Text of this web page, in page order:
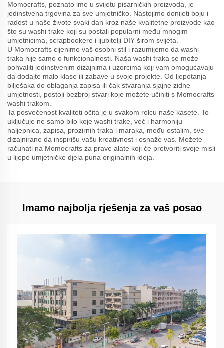
Momocrafts, poznato ime u svijetu pisarničkih proizvoda, je
jedinstvena trgovina za sve umjetničko. Nastojimo donijeti boju i
radost u naše živote svaki dan kroz naše kvalitetne proizvode kao
što su washi trake koji su postali popularni među mnogim
umjetnicima, scrapbookere i ljubitelji DIY širom svijeta.
U Momocrafts cijenimo vaš osobni stil i razumijemo da washi
traka nije samo o funkcionalnosti. Naša washi traka se može
pohvaliti jedinstvenim dizajnima i uzorcima koji vam omogućavaju
da dodajte malo klase ili zabave u svoje projekte. Od ljepotanja
bilješaka do oblaganja zapisa ili čak stvaranja sjajne zidne
umjetnosti, postoji bezbroj stvari koje možete učiniti s Momocrafts
washi trakom.
Ta posvećenost kvaliteti očita je u svakom rolcu naše kasete. To
uključuje ne samo bilo koje washi trake, već i harmoniju
naljepnica, zapisa, prozirnih traka i maraka, među ostalim, sve
dizajnirane da inspirišu vašu kreativnost i osnaže vas. Možete
računati na Momocrafts za prave alate koji će pretvoriti svoje misli
u lijepe umjetničke djela puna originalnih ideja.
Imamo najbolja rješenja za vaš posao